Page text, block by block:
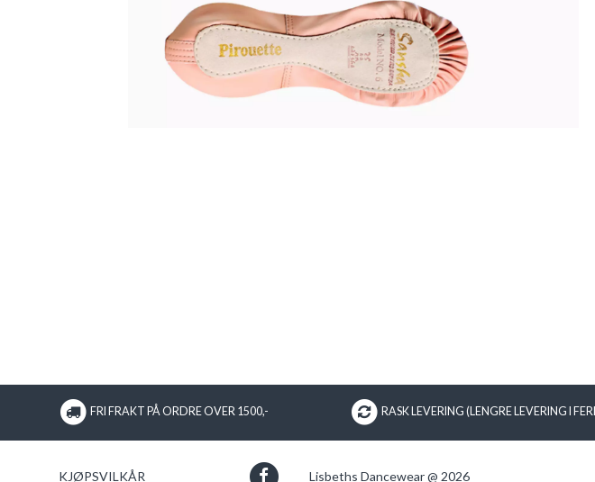
FRI FRAKT PÅ ORDRE OVER 1500,- RASK LEVERING (LENGRE LEVERING I
KJØPSVILKÅR Lisbeths Dancewear @ 2026